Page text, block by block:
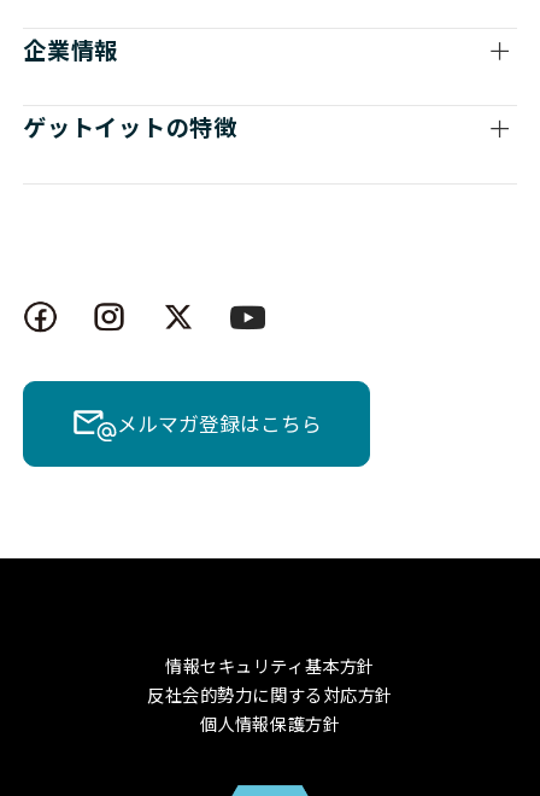
企業情報
ゲットイットの特徴
メルマガ登録はこちら
情報セキュリティ基本方針
反社会的勢力に関する対応方針
個人情報保護方針